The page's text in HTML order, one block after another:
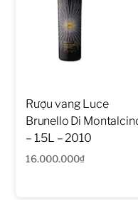
Rượu vang Luce
Brunello Di
– 1.5L – 2010
16.000.000₫